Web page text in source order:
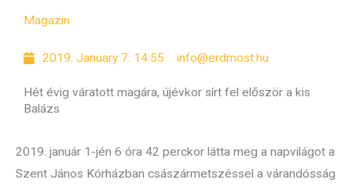
Magazin
2019. January 7. 14:55 info@erdmost.hu
Hét évig váratott magára, újévkor sírt fel először a kis
Balázs
2019. január 1-jén 6 óra 42 perckor látta meg a napvilágot a
Szent János Kórházban császármetszéssel a várandósság